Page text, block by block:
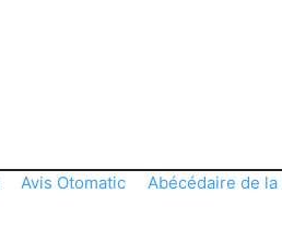
Avis Otomatic
Abécédaire de